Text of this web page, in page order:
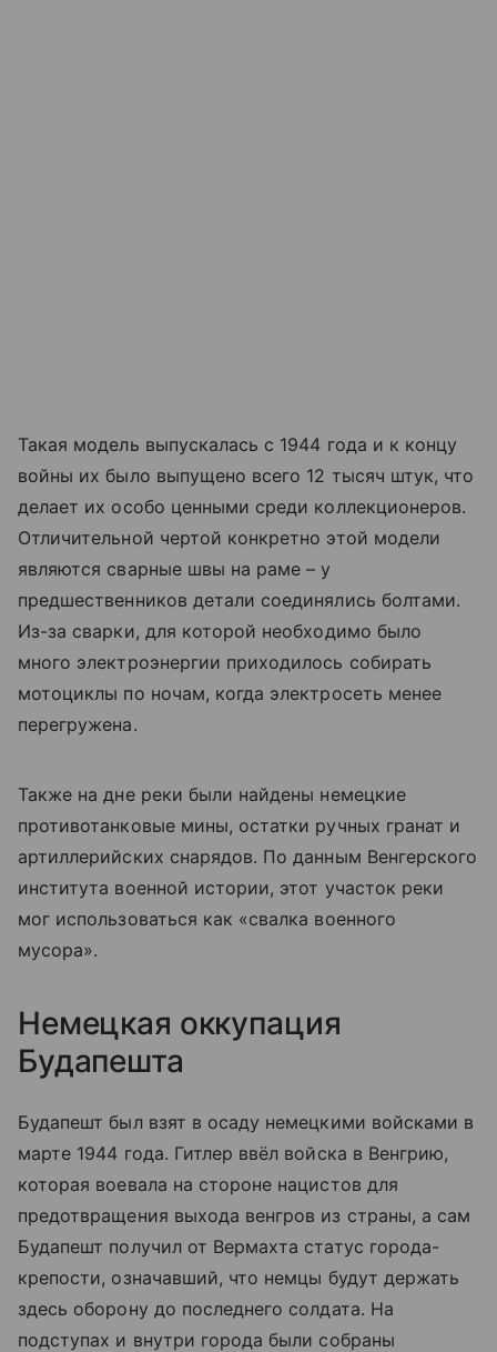
Такая модель выпускалась с 1944 года и к концу
войны их было выпущено всего 12 тысяч штук, что
делает их особо ценными среди коллекционеров.
Отличительной чертой конкретно этой модели
являются сварные швы на раме – у
предшественников детали соединялись болтами.
Из-за сварки, для которой необходимо было
много электроэнергии приходилось собирать
мотоциклы по ночам, когда электросеть менее
перегружена.
Также на дне реки были найдены немецкие
противотанковые мины, остатки ручных гранат и
артиллерийских снарядов. По данным Венгерского
института военной истории, этот участок реки
мог использоваться как «свалка военного
мусора».
Немецкая оккупация
Будапешта
Будапешт был взят в осаду немецкими войсками в
марте 1944 года. Гитлер ввёл войска в Венгрию,
которая воевала на стороне нацистов для
предотвращения выхода венгров из страны, а сам
Будапешт получил от Вермахта статус города-
крепости, означавший, что немцы будут держать
здесь оборону до последнего солдата. На
подступах и внутри города были собраны